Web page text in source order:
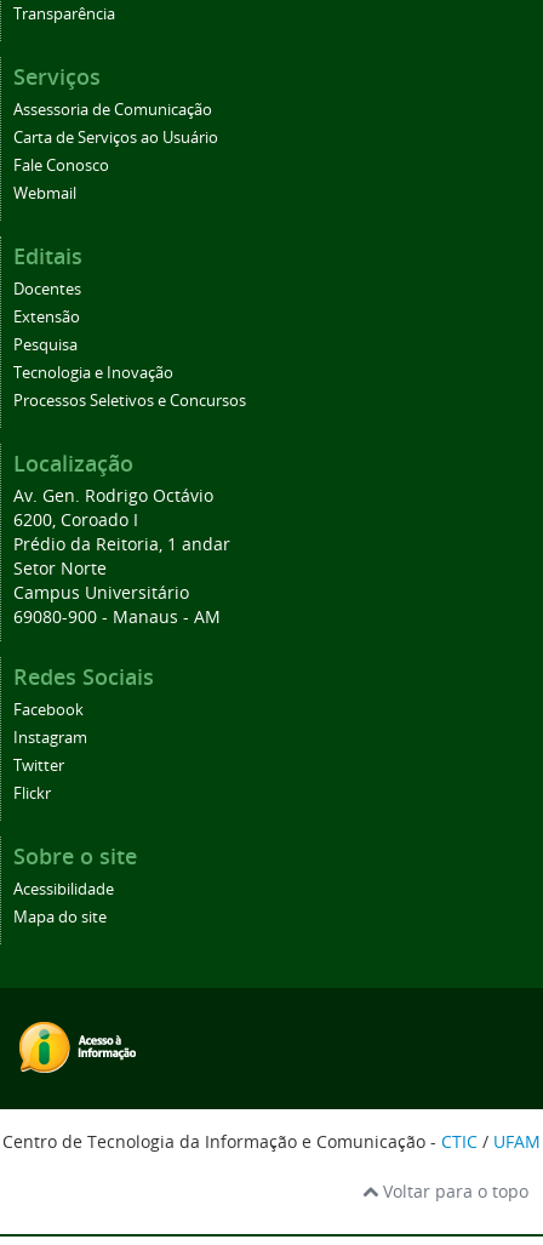
Transparência
Serviços
Assessoria de Comunicação
Carta de Serviços ao Usuário
Fale Conosco
Webmail
Editais
Docentes
Extensão
Pesquisa
Tecnologia e Inovação
Processos Seletivos e Concursos
Localização
Av. Gen. Rodrigo Octávio
6200, Coroado I
Prédio da Reitoria, 1 andar
Setor Norte
Campus Universitário
69080-900 - Manaus - AM
Redes Sociais
Facebook
Instagram
Twitter
Flickr
Sobre o site
Acessibilidade
Mapa do site
Centro de Tecnologia da Informação e Comunicação - CTIC / UFAM
Voltar para o topo